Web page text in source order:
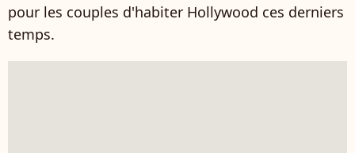
pour les couples d'habiter Hollywood ces derniers
temps.